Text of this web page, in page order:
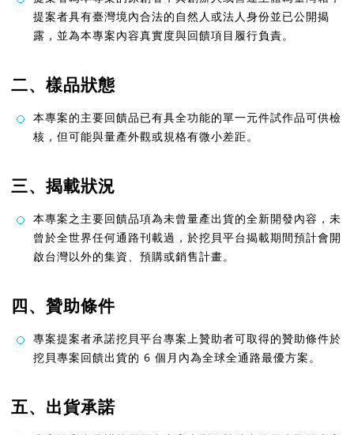
提案者具有臺灣境內合法的自然人或法人身份並已公開揭
露，並為本專案內容真實度與回饋項目履行負責。
二、樣品狀態
本專案的主要回饋品已有具全功能的單一元件試作品可供檢
核，但可能與量產外觀或規格有微小差距。
三、揭載狀況
本專案之主要回饋品項為未曾量產出貨的全新開發內容，未
曾於全世界任何通路刊載過，於挖貝平台揭載期間預計會開
啟台灣以外的集資、預購或銷售計畫。
四、贊助條件
專案提案者承諾挖貝平台專案上贊助者可取得的贊助條件於
挖貝專案回饋出貨的 6 個月內為全球全通路最優方案。
五、出貨承諾